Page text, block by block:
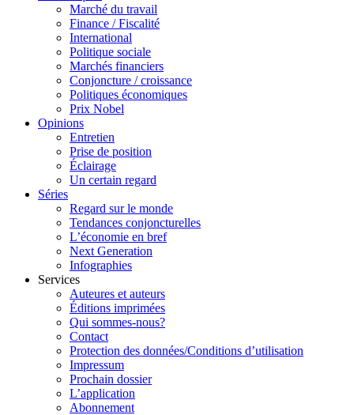
Marché du travail
Finance / Fiscalité
International
Politique sociale
Marchés financiers
Conjoncture / croissance
Politiques économiques
Prix Nobel
Opinions
Entretien
Prise de position
Éclairage
Un certain regard
Séries
Regard sur le monde
Tendances conjoncturelles
L’économie en bref
Next Generation
Infographies
Services
Auteures et auteurs
Éditions imprimées
Qui sommes-nous?
Contact
Protection des données/Conditions d’utilisation
Impressum
Prochain dossier
L’application
Abonnement